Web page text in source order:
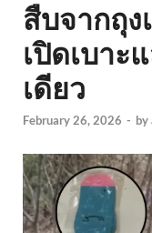
สืบจากถุง
เปิดเบา
เดียว
February 26, 2026 - by